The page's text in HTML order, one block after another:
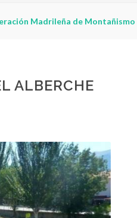
Madrileña de Montañismo
ALBERCHE